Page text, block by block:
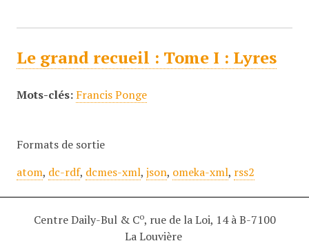
Le grand recueil : Tome I : Lyres
Mots-clés: Francis Ponge
Formats de sortie
atom, dc-rdf, dcmes-xml, json, omeka-xml, rss2
Centre Daily-Bul & Co, rue de la Loi, 14 à B-7100
La Louvière